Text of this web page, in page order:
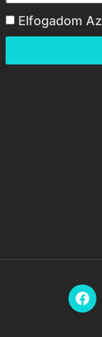
Elfogadom Az